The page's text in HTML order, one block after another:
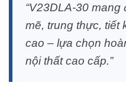
“V23DLA-30
mẽ, trung thực, tiết
cao – lựa chọn
nội thất cao cấp.”